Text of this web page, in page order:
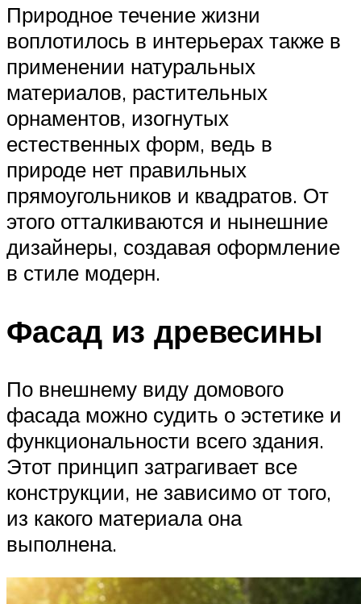
Природное течение жизни
воплотилось в интерьерах также в
применении натуральных
материалов, растительных
орнаментов, изогнутых
естественных форм, ведь в
природе нет правильных
прямоугольников и квадратов. От
этого отталкиваются и нынешние
дизайнеры, создавая оформление
в стиле модерн.
Фасад из древесины
По внешнему виду домового
фасада можно судить о эстетике и
функциональности всего здания.
Этот принцип затрагивает все
конструкции, не зависимо от того,
из какого материала она
выполнена.